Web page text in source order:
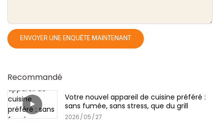
ENVOYER UNE ENQUÊTE MAINTENANT
Recommandé
Votre nouvel appareil de cuisine préféré :
sans fumée, sans stress, que du grill
2026 05 27